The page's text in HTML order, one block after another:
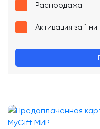
Распродажа
Активация за 1